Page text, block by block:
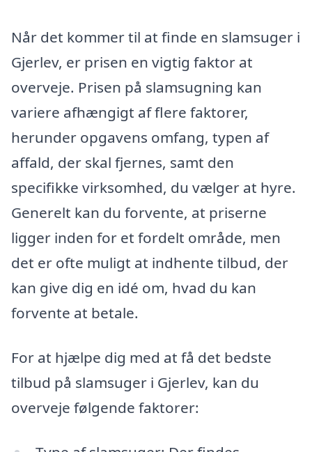
Når det kommer til at finde en slamsuger i
Gjerlev, er prisen en vigtig faktor at
overveje. Prisen på slamsugning kan
variere afhængigt af flere faktorer,
herunder opgavens omfang, typen af
affald, der skal fjernes, samt den
specifikke virksomhed, du vælger at hyre.
Generelt kan du forvente, at priserne
ligger inden for et fordelt område, men
det er ofte muligt at indhente tilbud, der
kan give dig en idé om, hvad du kan
forvente at betale.
For at hjælpe dig med at få det bedste
tilbud på slamsuger i Gjerlev, kan du
overveje følgende faktorer: